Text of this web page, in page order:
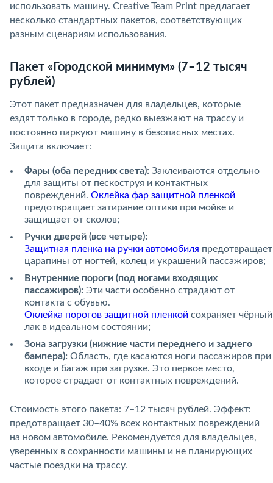
использовать машину. Creative Team Print предлагает
несколько стандартных пакетов, соответствующих
разным сценариям использования.
Пакет «Городской минимум» (7–12 тысяч
рублей)
Этот пакет предназначен для владельцев, которые
ездят только в городе, редко выезжают на трассу и
постоянно паркуют машину в безопасных местах.
Защита включает:
Фары (оба передних света): Заклеиваются отдельно
для защиты от пескоструя и контактных
повреждений. Оклейка фар защитной пленкой
предотвращает затирание оптики при мойке и
защищает от сколов;
Ручки дверей (все четыре):
Защитная пленка на ручки автомобиля предотвращает
царапины от ногтей, колец и украшений пассажиров;
Внутренние пороги (под ногами входящих
пассажиров): Эти части особенно страдают от
контакта с обувью.
Оклейка порогов защитной пленкой сохраняет чёрный
лак в идеальном состоянии;
Зона загрузки (нижние части переднего и заднего
бампера): Область, где касаются ноги пассажиров при
входе и багаж при загрузке. Это первое место,
которое страдает от контактных повреждений.
Стоимость этого пакета: 7–12 тысяч рублей. Эффект:
предотвращает 30–40% всех контактных повреждений
на новом автомобиле. Рекомендуется для владельцев,
уверенных в сохранности машины и не планирующих
частые поездки на трассу.